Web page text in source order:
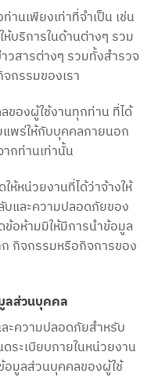
านเพียงเท่าที่จำเป็น เช่น
ห้บริการในด้านต่างๆ รวม
วสารต่างๆ รวมทั้งสำรวจ
กรรมของเรา
ของผู้ใช้งานทุกท่าน ที่ได้
แพร่ให้กับบุคคลภายนอก
กท่านเท่านั้น
ห้หน่วยงานที่ได้ว่าจ้างให้
บและความปลอดภัยของ
อห้ามมิให้มีการนำข้อมูล
กิจกรรมหรือกิจการของ
ลส่วนบุคคล
ะความปลอดภัยสำหรับ
ระเบียบภายในหน่วยงาน
อมูลส่วนบุคคลของผู้ใช้